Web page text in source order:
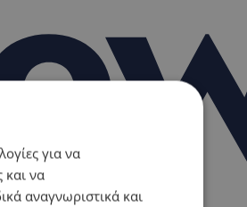
για να
να
αναγνωριστικά και